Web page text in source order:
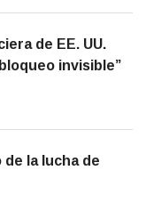
de EE. UU.
invisible”
de la lucha de